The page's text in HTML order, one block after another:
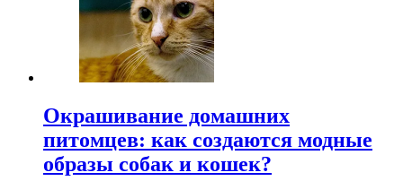
Окрашивание домашних
питомцев: как создаются модные
образы собак и кошек?